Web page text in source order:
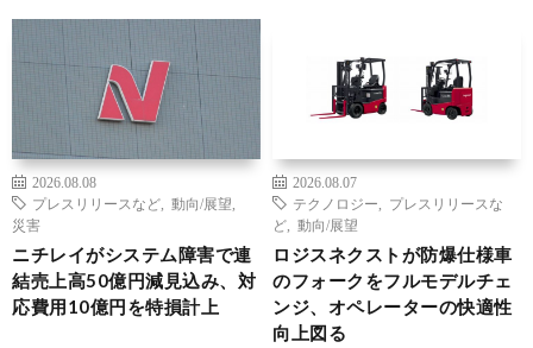
2026.08.08
プレスリリースなど
動向/展望
災害
ニチレイがシステム障害で連
結売上高50億円減見込み、対
応費用10億円を特損計上
2026.08.07
テクノロジー
プレスリリースな
ど
動向/展望
ロジスネクストが防爆仕様車
のフォークをフルモデルチェ
ンジ、オペレーターの快適性
向上図る